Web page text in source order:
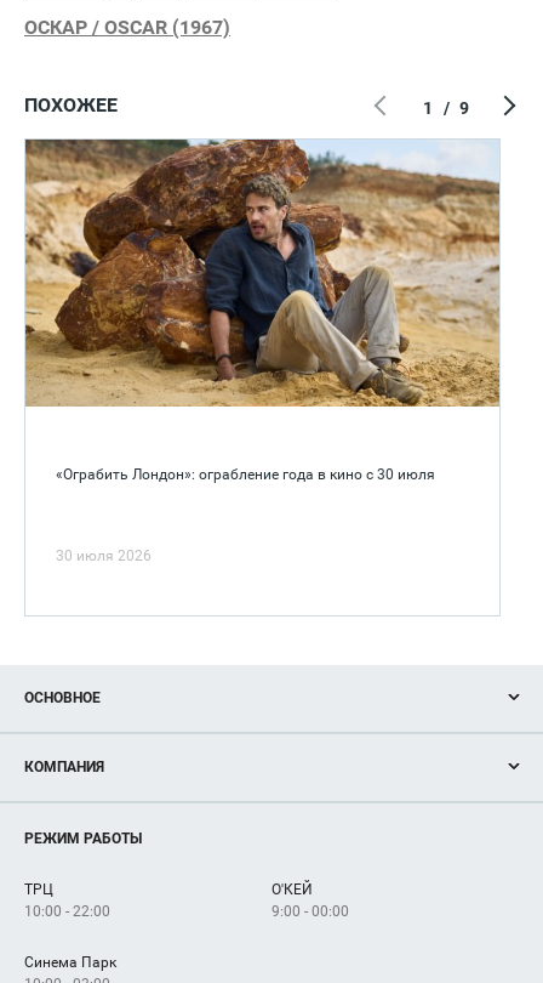
ОСКАР / OSCAR (1967)
ПОХОЖЕЕ
«Ограбить Лондон»: ограбление года в кино с 30 июля
30 июля 2026
1 / 9
ОСНОВНОЕ
Новости
Магазины
Услуги
КОМПАНИЯ
Рекламодателям
Как добраться
РЕЖИМ РАБОТЫ
ТРЦ
10:00 - 22:00
О'КЕЙ
9:00 - 00:00
Синема Парк